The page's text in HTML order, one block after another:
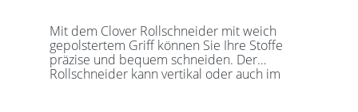
Mit dem Clover Rollschneider mit weich
gepolstertem Griff können Sie Ihre Stoffe
präzise und bequem schneiden. Der
Rollschneider kann vertikal oder auch im